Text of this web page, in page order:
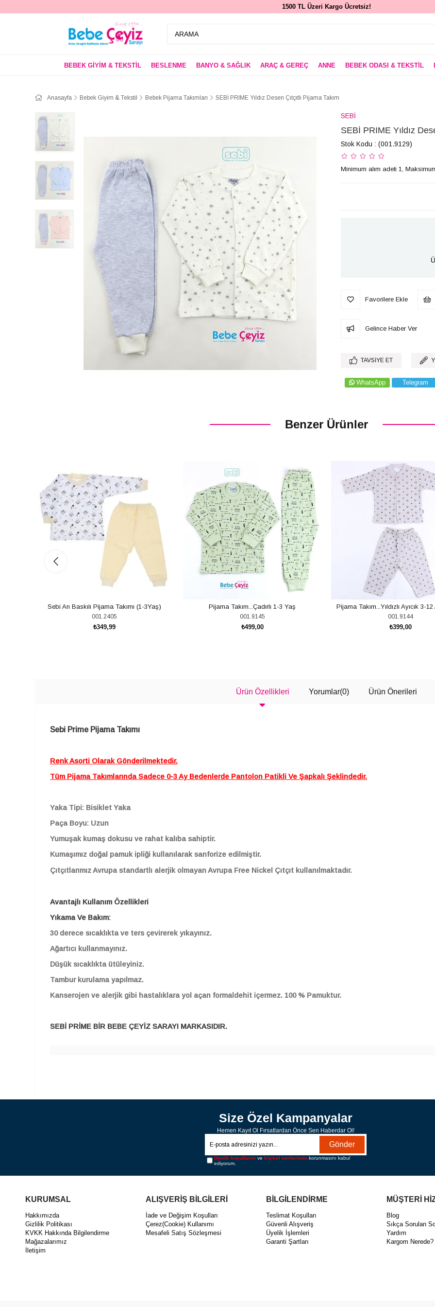
1500 TL Üzeri Kargo Ücretsiz!
BEBEK GİYİM & TEKSTİL BESLENME BANYO & SAĞLIK ARAÇ & GEREÇ ANNE BEBEK ODASI & TEKSTİL
Anasayfa Bebek Giyim & Tekstil Bebek Pijama Takımları SEBİ PRIME Yıldız Desen Çıtçıtlı Pijama Takım
SEBİ
SEBİ PRIME Yıldız
Stok Kodu (001.9129)
Minimum alım adeti 1,
Favorilere Ekle
Gelince Haber Ver
TAVSIYE ET
WhatsApp Telegram
Benzer Ürünler
Sebi Arı Baskılı Pijama Takımı (1-3Yaş)
001.2405
₺349,99
Pijama Takım...Çadırlı 1-3 Yaş
001.9145
₺499,00
Pijama Takım...Yıldızlı Ayıcık 3-
001.9144
₺399,00
Ürün Özellikleri Yorumlar(0) Ürün Önerileri
Sebi Prime Pijama Takımı
Renk Asorti Olarak Gönderilmektedir.
Tüm Pijama Takımlarında Sadece 0-3 Ay Bedenlerde Pantolon Patikli Ve Şapkalı Şeklindedir.
Yaka Tipi: Bisiklet Yaka
Paça Boyu: Uzun
Yumuşak kumaş dokusu ve rahat kalıba sahiptir.
Kumaşımız doğal pamuk ipliği kullanılarak sanforize edilmiştir.
Çıtçıtlarımız Avrupa standartlı alerjik olmayan Avrupa Free Nickel Çıtçıt kullanılmaktadır.
Avantajlı Kullanım Özellikleri
Yıkama Ve Bakım:
30 derece sıcaklıkta ve ters çevirerek yıkayınız.
Ağartıcı kullanmayınız.
Düşük sıcaklıkta ütüleyiniz.
Tambur kurulama yapılmaz.
Kanserojen ve alerjik gibi hastalıklara yol açan formaldehit içermez. 100 % Pamuktur.
SEBİ PRİME BİR BEBE ÇEYİZ SARAYI MARKASIDIR.
Size Özel Kampanyalar
Hemen Kayıt Ol Fırsatlardan Önce Sen Haberdar Ol!
Gönder
Üyelik koşullarını vekişisel verilerimin korunmasını kabul
ediyorum.
KURUMSAL
Hakkımızda
Gizlilik Politikası
KVKK Hakkında Bilgilendirme
Mağazalarımız
İletişim
ALIŞVERİŞ BİLGİLERİ
İade ve Değişim Koşulları
Çerez(Cookie) Kullanımı
Mesafeli Satış Sözleşmesi
BİLGİLENDİRME
Teslimat Koşulları
Güvenli Alışveriş
Üyelik İşlemleri
Garanti Şartları
MÜŞTERİ
Blog
Sıkça Sorulan
Yardım
Kargom Nerede?